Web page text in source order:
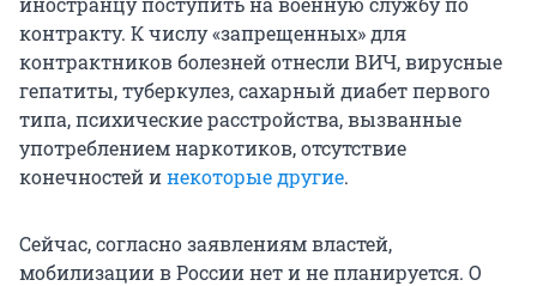
контракту. К числу «запрещенных» для
контрактников болезней отнесли ВИЧ, вирусные
гепатиты, туберкулез, сахарный диабет первого
типа, психические расстройства, вызванные
употреблением наркотиков, отсутствие
конечностей инекоторые другие.
Сейчас, согласно заявлениям властей,
мобилизации в России нет и не планируется. О